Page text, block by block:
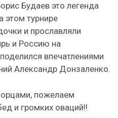
Будаев это легенда
этом турнире
и прославляли
и Россию на
впечатлениями
Александр Донзаленко.
пожелаем
и громких оваций!!